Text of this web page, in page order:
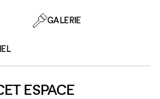
GALERIE
ESPACE